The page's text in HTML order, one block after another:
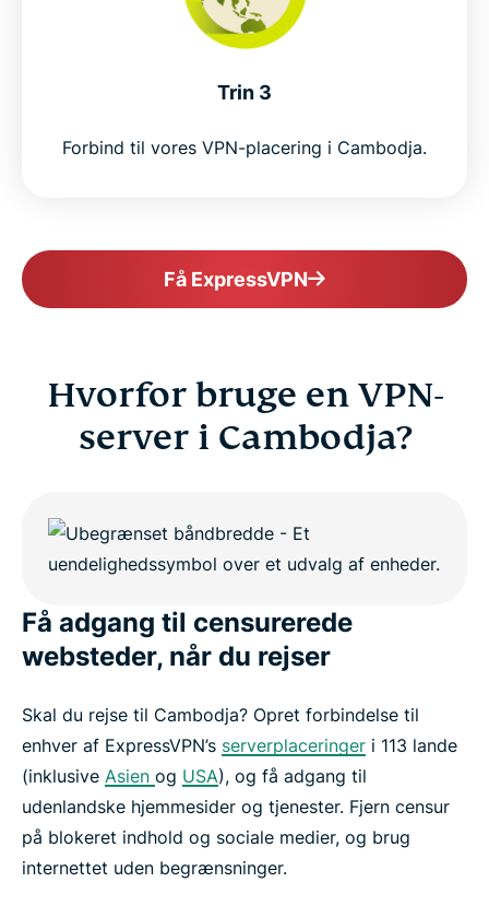
Trusted by VPN users worldwide
Explore VPN servers worldwide
Trin 3
Forbind til vores VPN-placering i Cambodja.
Få ExpressVPN
Hvorfor bruge en VPN-
server i Cambodja?
Få adgang til censurerede
websteder, når du rejser
Skal du rejse til Cambodja? Opret forbindelse til
enhver af ExpressVPN’s serverplaceringer i 113 lande
(inklusive Asien og USA), og få adgang til
udenlandske hjemmesider og tjenester. Fjern censur
på blokeret indhold og sociale medier, og brug
internettet uden begrænsninger.